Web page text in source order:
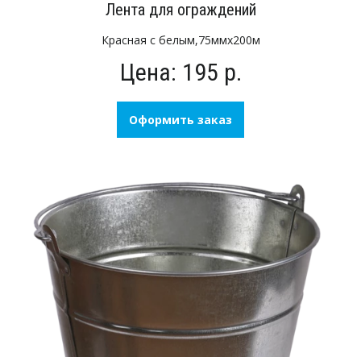
Лента для ограждений
Красная с белым,75ммх200м
Цена: 195 р.
Оформить заказ